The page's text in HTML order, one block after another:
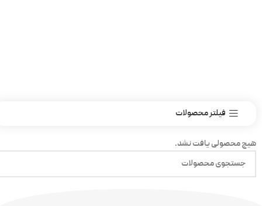
فیلتر محصولات
هیچ محصولی یافت نشد.